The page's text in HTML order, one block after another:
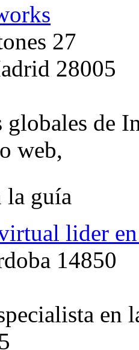
27
28005
globales de
web,
la guía
lider
14850
en